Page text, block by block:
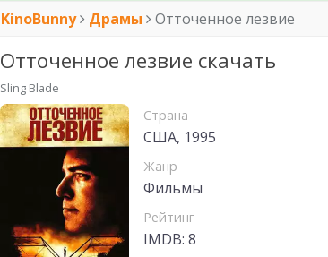
KinoBunny Драмы Отточенное лезвие
Отточенное лезвие скачать
Sling Blade
Страна
США, 1995
Жанр
Фильмы
Рейтинг
IMDB: 8